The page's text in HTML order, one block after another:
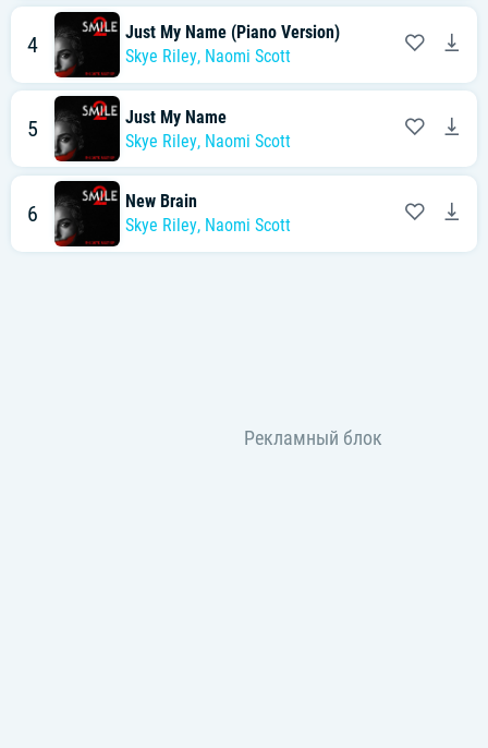
4
Just My Name (Piano Version)
Skye Riley, Naomi Scott
5
Just My Name
Skye Riley, Naomi Scott
6
New Brain
Skye Riley, Naomi Scott